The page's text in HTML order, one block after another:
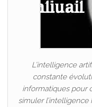
L’intelligence
constante
informatiques pour
simuler